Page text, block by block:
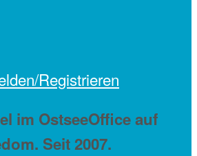
Registrieren
im OstseeOffice auf
Seit 2007.